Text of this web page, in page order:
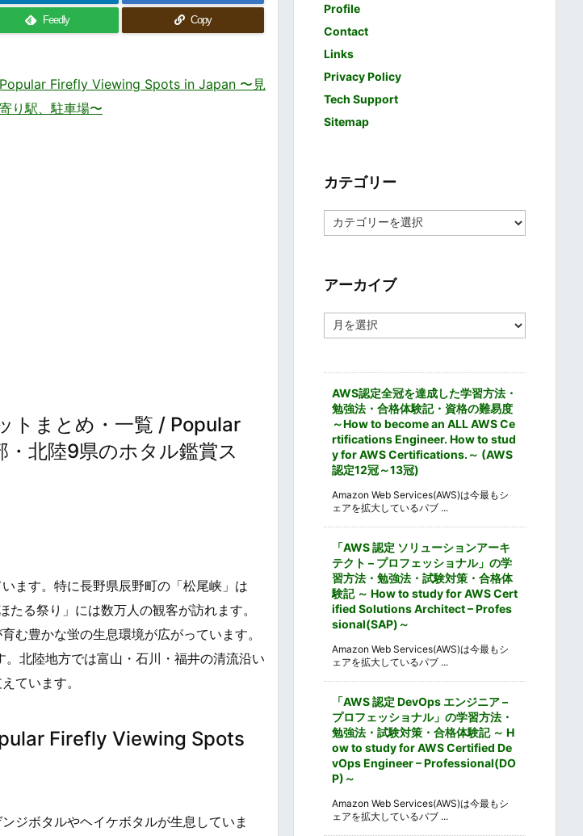
Feedly Copy
Firefly Viewing Spots in Japan 〜見
り駅、駐車場〜
トまとめ・一覧 / Popular
北陸9県のホタル鑑賞ス
ます。特に長野県辰野町の「松尾峡」は
る祭り」には数万人の観客が訪れます。
む豊かな蛍の生息環境が広がっています。
北陸地方では富山・石川・福井の清流沿い
ています。
Firefly Viewing Spots
ジボタルやヘイケボタルが生息していま
Profile
Contact
Links
Privacy Policy
Tech Support
Sitemap
カテゴリー
テ
ー
アーカイブ
ー
AWS認定全冠を達成した学習方法・
勉強法・合格体験記・資格の難易度
～How to become an ALL AWS Ce
rtifications Engineer. How to stud
y for AWS Certifications.～ (AWS
認定12冠～13冠)
Amazon Web Services(AWS)は今最もシ
ェアを拡大しているパブ ...
「AWS 認定 ソリューションアーキ
テクト – プロフェッショナル」の学
習方法・勉強法・試験対策・合格体
験記 ～ How to study for AWS Cert
ified Solutions Architect – Profes
sional(SAP)～
Amazon Web Services(AWS)は今最もシ
ェアを拡大しているパブ ...
「AWS 認定 DevOps エンジニア –
プロフェッショナル」の学習方法・
勉強法・試験対策・合格体験記 ～ H
ow to study for AWS Certified De
vOps Engineer – Professional(DO
P)～
Amazon Web Services(AWS)は今最もシ
ェアを拡大しているパブ ...